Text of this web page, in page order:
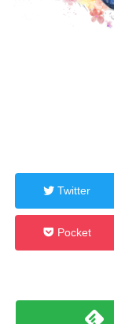
Twitter
Pocket